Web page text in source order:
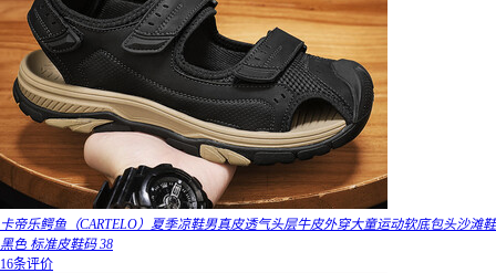
卡帝乐鳄鱼（CARTELO）夏季凉鞋男真皮透气头层牛皮外穿大童运动软底包头沙滩鞋
黑色 标准皮鞋码 38
16条评价